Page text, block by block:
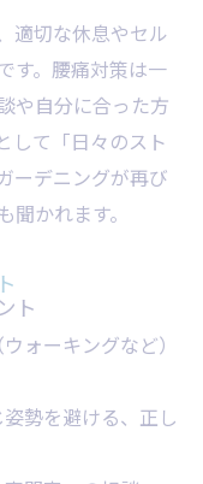
適切な休息やセル
す。腰痛対策は一
や自分に合った方
して「日々のスト
ーデニングが再び
かれます。
ト
ォーキングなど）
勢を避ける、正し